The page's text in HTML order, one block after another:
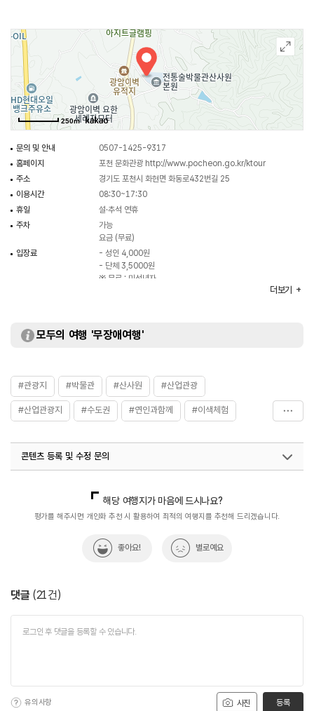
250m
문의 및 안내
0507-1425-9317
홈페이지
포천 문화관광 http://www.pocheon.go.kr/ktour
주소
경기도 포천시 화현면 화동로432번길 25
이용시간
08:30~17:30
휴일
설·추석 연휴
주차
가능
요금 (무료)
입장료
- 성인 4,000원
- 단체 3,5000원
※ 무료 : 미성년자
더보기
모두의 여행 '무장애여행'
#관광지 #박물관 #산사원 #산업관광
#산업관광지 #수도권 #연인과함께 #이색체험
#전통향토 #체험프로그램
콘텐츠 등록 및 수정 문의
지역관광육성팀(산업관광)
033-738-3637
해당 여행지가 마음에 드시나요?
평가를 해주시면 개인화 추천 시 활용하여 최적의 여행지를 추천해 드리겠습니다.
좋아요! 별로예요
댓글 (21건)
사진
유의사항 등록